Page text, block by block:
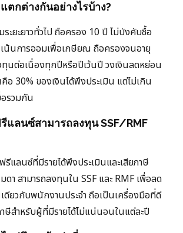
แตกต่างกันอย่างไรบ้าง?
ระยะยาวทั่วไป ถือครอง 10 ปี ไม่บังคับซื้อ
น้นการออมเพื่อเกษียณ ถือครองจนอายุ
นต่อเนื่องทุกปีหรือปีเว้นปี วงเงินลดหย่อน
อ 30% ของเงินได้พึงประเมิน แต่ไม่เกิน
รวมกัน
แลนซ์สามารถลงทุน SSF/RMF
แลนซ์ที่มีรายได้พึงประเมินและเสียภาษี
ดา สามารถลงทุนใน SSF และ RMF เพื่อลด
ดียวกับพนักงานประจำ ถือเป็นเครื่องมือที่ดี
ษีสำหรับผู้ที่มีรายได้ไม่แน่นอนในแต่ละปี